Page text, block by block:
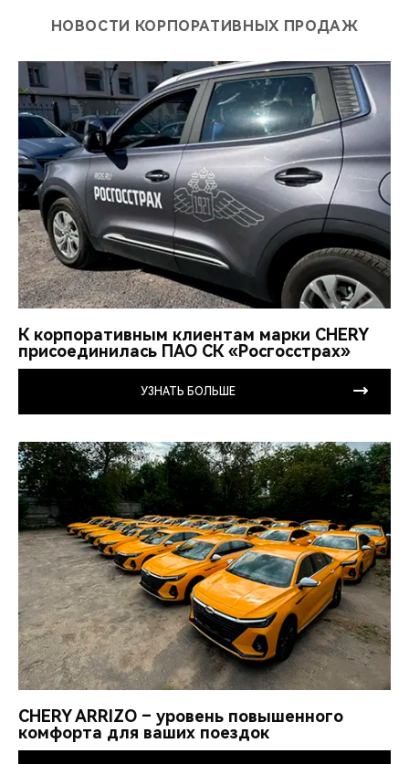
НОВОСТИ КОРПОРАТИВНЫХ ПРОДАЖ
К корпоративным клиентам марки CHERY
присоединилась ПАО СК «Росгосстрах»
УЗНАТЬ БОЛЬШЕ
CHERY ARRIZO – уровень повышенного
комфорта для ваших поездок